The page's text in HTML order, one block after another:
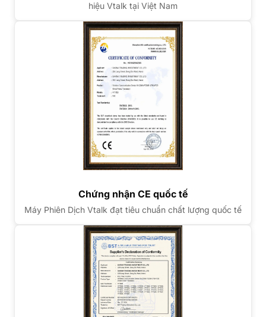
hiệu Vtalk tại Việt Nam
Chứng nhận CE quốc tế
Máy Phiên Dịch Vtalk đạt tiêu chuẩn chất lượng quốc tế